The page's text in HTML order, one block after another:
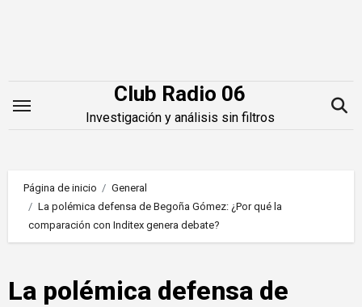
Club Radio 06
Investigación y análisis sin filtros
Página de inicio
General
La polémica defensa de Begoña Gómez: ¿Por qué la
comparación con Inditex genera debate?
La polémica defensa de